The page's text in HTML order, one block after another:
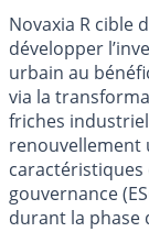
Novaxia R cible
développer
urbain au
via la
friches
renouvellement
caractéristiques
gouvernance
durant la phase